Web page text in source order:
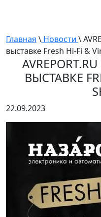
Главная \ Новости \
выставке Fresh Hi-Fi &
ВЫСТАВКЕ
22.09.2023